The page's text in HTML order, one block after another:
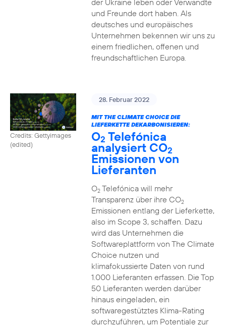
der Ukraine leben oder Verwandte
und Freunde dort haben. Als
deutsches und europäisches
Unternehmen bekennen wir uns zu
einem friedlichen, offenen und
freundschaftlichen Europa.
Credits: Gettyimages
(edited)
28. Februar 2022
MIT THE CLIMATE CHOICE DIE
LIEFERKETTE DEKARBONISIEREN:
O2 Telefónica
analysiert CO2
Emissionen von
Lieferanten
O2Telefónica will mehr
Transparenz über ihre CO2
Emissionen entlang der Lieferkette,
also im Scope 3, schaffen. Dazu
wird das Unternehmen die
Softwareplattform von The Climate
Choice nutzen und
klimafokussierte Daten von rund
1.000 Lieferanten erfassen. Die Top
50 Lieferanten werden darüber
hinaus eingeladen, ein
softwaregestütztes Klima-Rating
durchzuführen, um Potentiale zur